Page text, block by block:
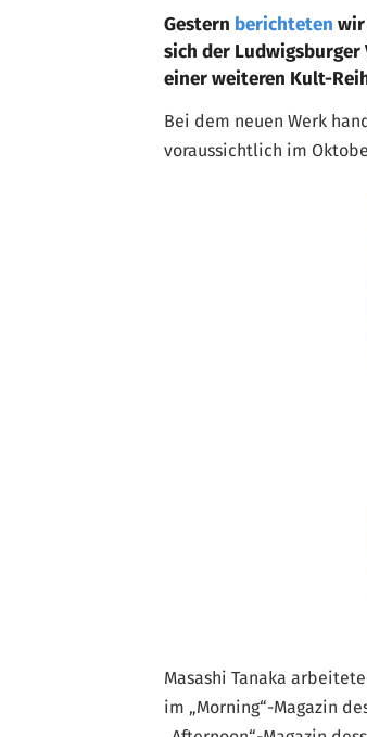
Gestern berichtetenwir
sich der Ludwigsburger
einer weiteren Kult-
Bei dem neuen Werk
voraussichtlich im
Masashi Tanaka
im „Morning“-Magazin